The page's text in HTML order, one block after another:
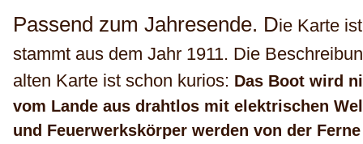
Passend zum Jahresende. Die Karte
stammt aus dem Jahr 1911. Die
alten Karte ist schon kurios: Das Boot wird
vom Lande aus drahtlos mit elektrischen
und Feuerwerkskörper werden von der